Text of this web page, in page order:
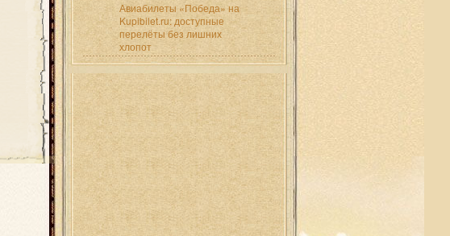
Авиабилеты «Победа» на
Kupibilet.ru: доступные
перелёты без лишних
хлопот